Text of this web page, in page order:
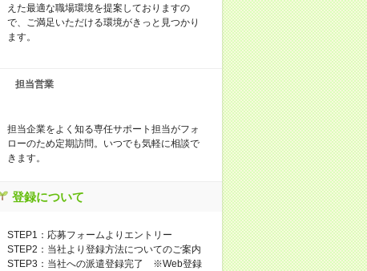
えた最適な職場環境を提案しておりますの
で、ご満足いただける環境がきっと見つかり
ます。
担当営業
担当企業をよく知る専任サポート担当がフォ
ローのため定期訪問。いつでも気軽に相談で
きます。
登録について
STEP1：応募フォームよりエントリー
STEP2：当社より登録方法についてのご案内
STEP3：当社への派遣登録完了 ※Web登録